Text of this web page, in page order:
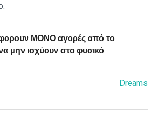
ΜΟΝΟ αγορές από το
μην ισχύουν στο φυσικό
Dreams